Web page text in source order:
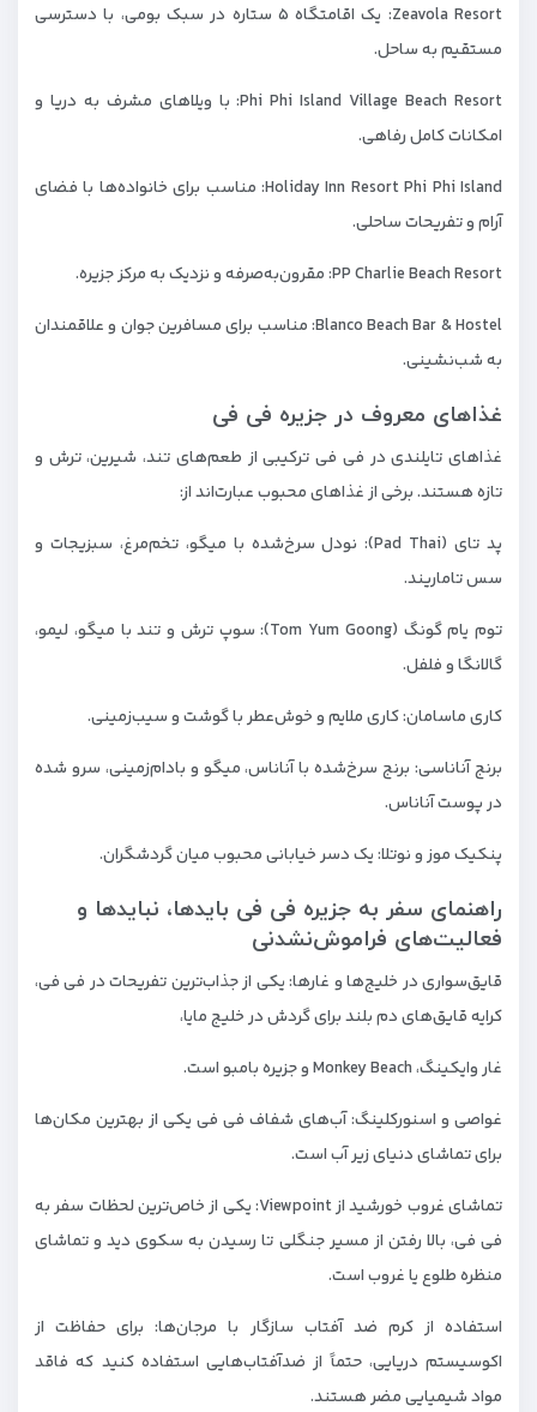
Zeavola Resort: یک اقامتگاه ۵ ستاره در سبک بومی، با دسترسی
مستقیم به ساحل.
Phi Phi Island Village Beach Resort: با ویلاهای مشرف به دریا و
امکانات کامل رفاهی.
Holiday Inn Resort Phi Phi Island: مناسب برای خانواده‌ها با فضای
آرام و تفریحات ساحلی.
PP Charlie Beach Resort: مقرون‌به‌صرفه و نزدیک به مرکز جزیره.
Blanco Beach Bar & Hostel: مناسب برای مسافرین جوان و علاقمندان
به شب‌نشینی.
غذاهای معروف در جزیره فی فی
غذاهای تایلندی در فی فی ترکیبی از طعم‌های تند، شیرین، ترش و
تازه هستند. برخی از غذاهای محبوب عبارت‌اند از:
پد تای (Pad Thai): نودل سرخ‌شده با میگو، تخم‌مرغ، سبزیجات و
سس تاماریند.
توم یام گونگ (Tom Yum Goong): سوپ ترش و تند با میگو، لیمو،
گالانگا و فلفل.
کاری ماسامان: کاری ملایم و خوش‌عطر با گوشت و سیب‌زمینی.
برنج آناناسی: برنج سرخ‌شده با آناناس، میگو و بادام‌زمینی، سرو شده
در پوست آناناس.
پنکیک موز و نوتلا: یک دسر خیابانی محبوب میان گردشگران.
راهنمای سفر به جزیره فی فی بایدها، نبایدها و
فعالیت‌های فراموش‌نشدنی
قایق‌سواری در خلیج‌ها و غارها: یکی از جذاب‌ترین تفریحات در فی فی،
کرایه قایق‌های دم‌ بلند برای گردش در خلیج مایا،
غار وایکینگ، Monkey Beach و جزیره بامبو است.
غواصی و اسنورکلینگ: آب‌های شفاف فی فی یکی از بهترین مکان‌ها
برای تماشای دنیای زیر آب است.
تماشای غروب خورشید از Viewpoint: یکی از خاص‌ترین لحظات سفر به
فی فی، بالا رفتن از مسیر جنگلی تا رسیدن به سکوی دید و تماشای
منظره طلوع یا غروب است.
استفاده از کرم ضد آفتاب سازگار با مرجان‌ها: برای حفاظت از
اکوسیستم دریایی، حتماً از ضدآفتاب‌هایی استفاده کنید که فاقد
مواد شیمیایی مضر هستند.